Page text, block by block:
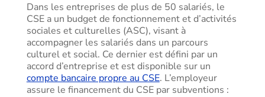
Dans les entreprises de plus de 50 salariés, le
CSE a un budget de fonctionnement et d’activités
sociales et culturelles (ASC), visant à
accompagner les salariés dans un parcours
culturel et social. Ce dernier est défini par un
accord d’entreprise et est disponible sur un
compte bancaire propre au CSE. L’employeur
assure le financement du CSE par subventions :